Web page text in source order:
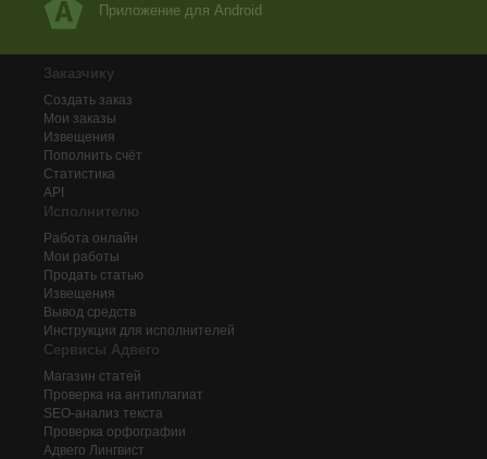
Приложение для Android
Заказчику
Создать заказ
Мои заказы
Извещения
Пополнить счёт
Статистика
API
Исполнителю
Работа онлайн
Мои работы
Продать статью
Извещения
Вывод средств
Инструкции для исполнителей
Сервисы Адвего
Магазин статей
Проверка на антиплагиат
SEO-анализ текста
Проверка орфографии
Адвего Лингвист